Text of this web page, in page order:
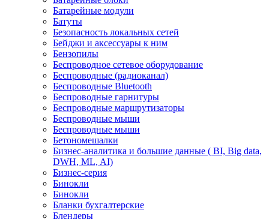
Батарейные модули
Батуты
Безопасность локальных сетей
Бейджи и аксесcуары к ним
Бензопилы
Беспроводное сетевое оборудование
Беспроводные (радиоканал)
Беспроводные Bluetooth
Беспроводные гарнитуры
Беспроводные маршрутизаторы
Беспроводные мыши
Беспроводные мыши
Бетономешалки
Бизнес-аналитика и большие данные ( BI, Big data,
DWH, ML, AI)
Бизнес-серия
Бинокли
Бинокли
Бланки бухгалтерские
Блендеры